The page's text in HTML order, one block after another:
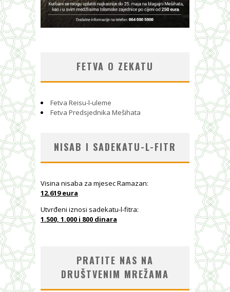
FETVA O ZEKATU
Fetva Reisu-l-uleme
Fetva Predsjednika Mešihata
NISAB I SADEKATU-L-FITR
Visina nisaba za mjesec Ramazan:
12.619 eura
Utvrđeni iznosi sadekatu-l-fitra:
1.500, 1.000 i 800 dinara
PRATITE NAS NA
DRUŠTVENIM MREŽAMA